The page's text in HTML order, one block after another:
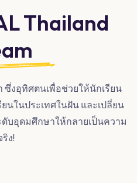
Thailand
งอุทิศตนเพื่อช่วยให้นักเรียน
นในประเทศในฝัน และเปลี่ยน
บอุดมศึกษาให้กลายเป็นความ
ริง!